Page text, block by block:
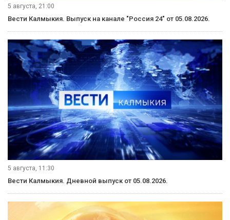
5 августа, 21:00
Вести Калмыкия. Выпуск на канале "Россия 24" от 05.08.2026.
5 августа, 11:30
Вести Калмыкия. Дневной выпуск от 05.08.2026.